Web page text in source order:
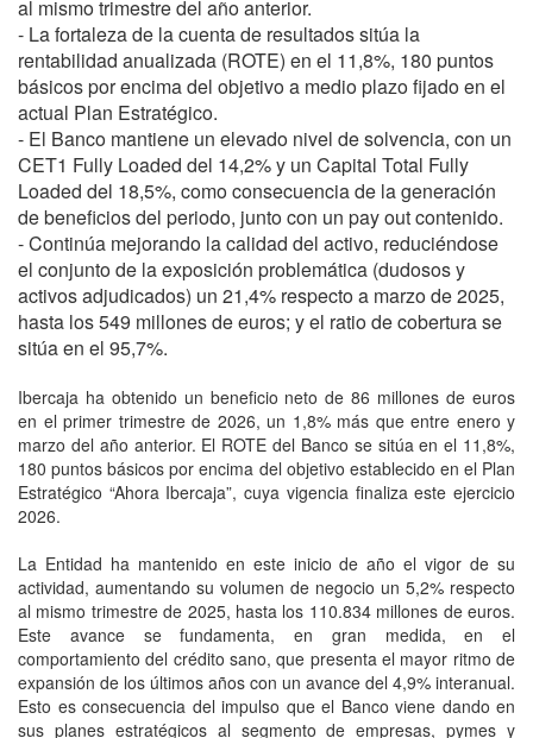
al mismo trimestre del año anterior.
- La fortaleza de la cuenta de resultados sitúa la
rentabilidad anualizada (ROTE) en el 11,8%, 180 puntos
básicos por encima del objetivo a medio plazo fijado en el
actual Plan Estratégico.
- El Banco mantiene un elevado nivel de solvencia, con un
CET1 Fully Loaded del 14,2% y un Capital Total Fully
Loaded del 18,5%, como consecuencia de la generación
de beneficios del periodo, junto con un pay out contenido.
- Continúa mejorando la calidad del activo, reduciéndose
el conjunto de la exposición problemática (dudosos y
activos adjudicados) un 21,4% respecto a marzo de 2025,
hasta los 549 millones de euros; y el ratio de cobertura se
sitúa en el 95,7%.
Ibercaja ha obtenido un beneficio neto de 86 millones de euros
en el primer trimestre de 2026, un 1,8% más que entre enero y
marzo del año anterior. El ROTE del Banco se sitúa en el 11,8%,
180 puntos básicos por encima del objetivo establecido en el Plan
Estratégico “Ahora Ibercaja”, cuya vigencia finaliza este ejercicio
2026.
La Entidad ha mantenido en este inicio de año el vigor de su
actividad, aumentando su volumen de negocio un 5,2% respecto
al mismo trimestre de 2025, hasta los 110.834 millones de euros.
Este avance se fundamenta, en gran medida, en el
comportamiento del crédito sano, que presenta el mayor ritmo de
expansión de los últimos años con un avance del 4,9% interanual.
Esto es consecuencia del impulso que el Banco viene dando en
sus planes estratégicos al segmento de empresas, pymes y